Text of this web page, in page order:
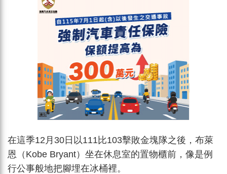
在這季12月30日以111比103擊敗金塊隊之後，布萊
恩（Kobe Bryant）坐在休息室的置物櫃前，像是例
行公事般地把腳埋在冰桶裡。